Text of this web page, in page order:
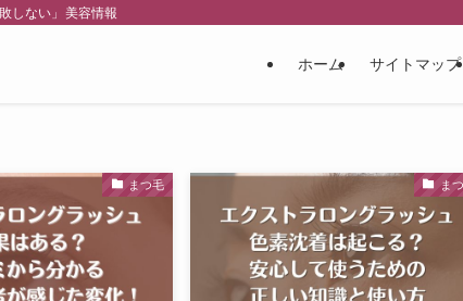
しない」美容情報
ホーム サイトマップ
まつ毛 ま